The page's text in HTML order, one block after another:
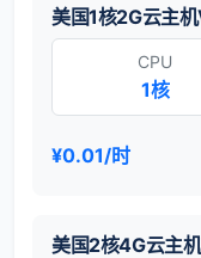
美国1核2G云主
CPU
1核
¥0.01/时
美国2核4G云主